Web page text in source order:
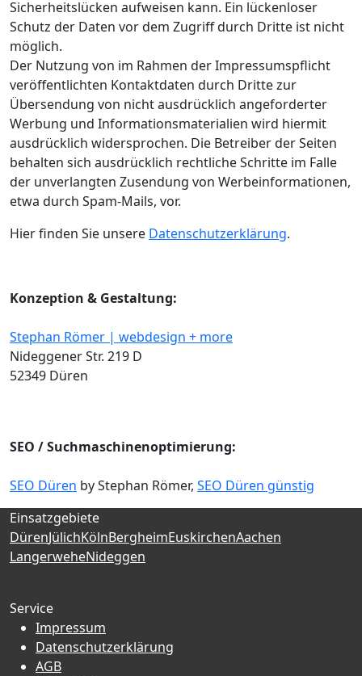
Sicherheitslücken aufweisen kann. Ein lückenloser
Schutz der Daten vor dem Zugriff durch Dritte ist nicht
möglich.
Der Nutzung von im Rahmen der Impressumspflicht
veröffentlichten Kontaktdaten durch Dritte zur
Übersendung von nicht ausdrücklich angeforderter
Werbung und Informationsmaterialien wird hiermit
ausdrücklich widersprochen. Die Betreiber der Seiten
behalten sich ausdrücklich rechtliche Schritte im Falle
der unverlangten Zusendung von Werbeinformationen,
etwa durch Spam-Mails, vor.
Hier finden Sie unsere Datenschutzerklärung.
Konzeption & Gestaltung:
Stephan Römer | webdesign + more
Nideggener Str. 219 D
52349 Düren
SEO / Suchmaschinenoptimierung:
SEO Düren by Stephan Römer, SEO Düren günstig
Einsatzgebiete
DürenJülichKölnBergheimEuskirchenAachen
LangerweheNideggen
Service
Impressum
Datenschutzerklärung
AGB